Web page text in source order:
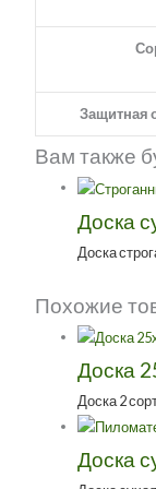
Защитная
Вам также
Доска
Доска
Похожие
Доска
Доска 2
Доска